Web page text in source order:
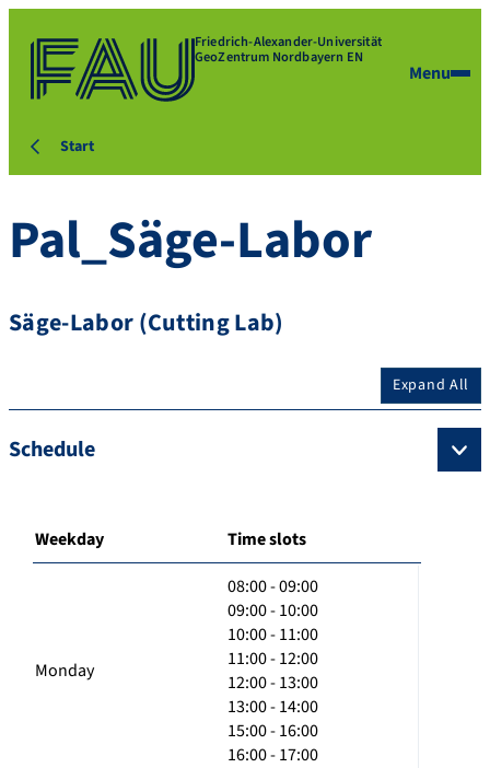
Friedrich-Alexander-Universität
GeoZentrum Nordbayern EN
Menu
Start
Pal_Säge-Labor
Säge-Labor (Cutting Lab)
Expand All
Schedule
Weekday Time slots
Monday
08:00 - 09:00
09:00 - 10:00
10:00 - 11:00
11:00 - 12:00
12:00 - 13:00
13:00 - 14:00
15:00 - 16:00
16:00 - 17:00